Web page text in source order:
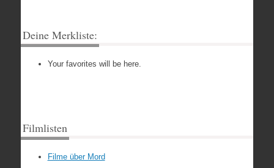
Deine Merkliste:
Your favorites will be here.
Filmlisten
Filme über Mord